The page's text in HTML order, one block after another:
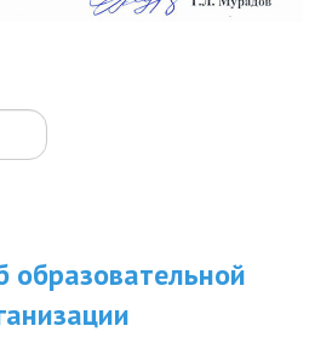
образовательной